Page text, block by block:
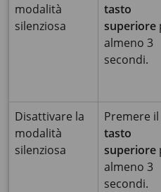
modalità
silenziosa
tasto
superiore
almeno 3
secondi.
Disattivare la
modalità
silenziosa
Premere il
tasto
superiore
almeno 3
secondi.